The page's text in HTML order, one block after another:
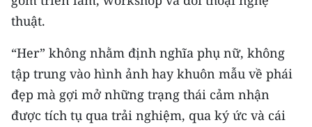
TRI THỨC CHUYÊN SÂU
54 DÂN TỘC VIỆT NAM
CHƯƠNG TRÌNH OCOP - MỖI XÃ
MỘT SẢN PHẨM
thuật.
“Her” không nhằm định nghĩa phụ nữ, không
tập trung vào hình ảnh hay khuôn mẫu về phái
đẹp mà gợi mở những trạng thái cảm nhận
được tích tụ qua trải nghiệm, qua ký ức và cái